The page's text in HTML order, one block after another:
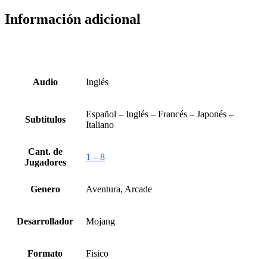
Información adicional
Audio Inglés
Subtitulos
Español – Inglés – Francés – Japonés –
Italiano
Cant. de
Jugadores
1 – 8
Genero Aventura, Arcade
Desarrollador Mojang
Formato Fisico